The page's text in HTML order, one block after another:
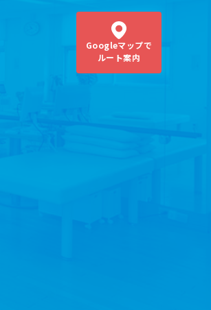
Googleマップで
ルート案内